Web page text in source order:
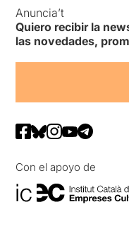
Anuncia’t
Quiero recibir la
las novedades,
Con el apoyo de